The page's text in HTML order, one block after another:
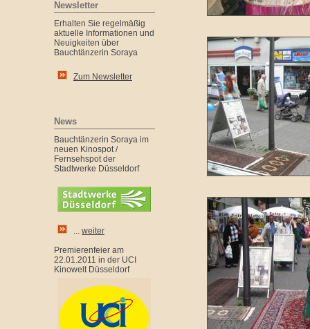
Newsletter
Erhalten Sie regelmäßig
aktuelle Informationen und
Neuigkeiten über
Bauchtänzerin Soraya
Zum Newsletter
News
Bauchtänzerin Soraya im
neuen Kinospot /
Fernsehspot der
Stadtwerke Düsseldorf
... weiter
Premierenfeier am
22.01.2011 in der UCI
Kinowelt Düsseldorf